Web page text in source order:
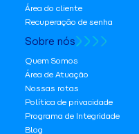
Área do cliente
Recuperação de senha
Sobre nós
Quem Somos
Área de Atuação
Nossas rotas
Política de privacidade
Programa de Integridade
Blog